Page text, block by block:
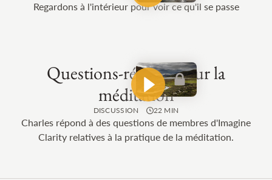
Regardons à l'intérieur pour voir ce qu'il se passe
Questions-réponses sur la
méditation
DISCUSSION 22 MIN
Charles répond à des questions de membres d'Imagine
Clarity relatives à la pratique de la méditation.